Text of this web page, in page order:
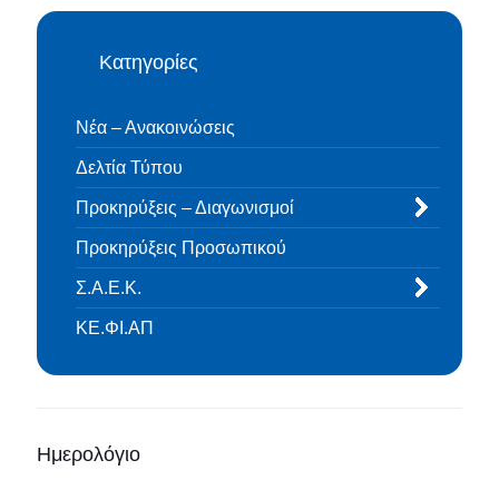
Κατηγορίες
Νέα – Ανακοινώσεις
Δελτία Τύπου
Προκηρύξεις – Διαγωνισμοί
Προκηρύξεις Προσωπικού
Σ.Α.Ε.Κ.
ΚΕ.ΦΙ.ΑΠ
Ημερολόγιο